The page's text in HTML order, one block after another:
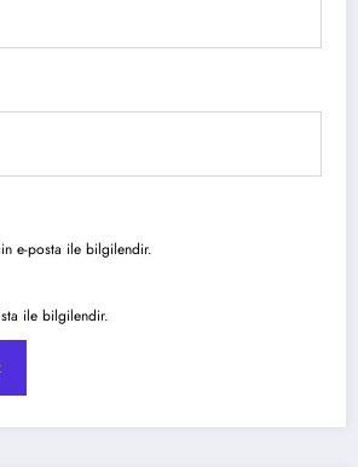
e-posta ile bilgilendir.
ile bilgilendir.